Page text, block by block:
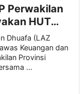
Perwakilan
HUT
Khitanan
Dhuafa (LAZ
Keuangan dan
Provinsi
...